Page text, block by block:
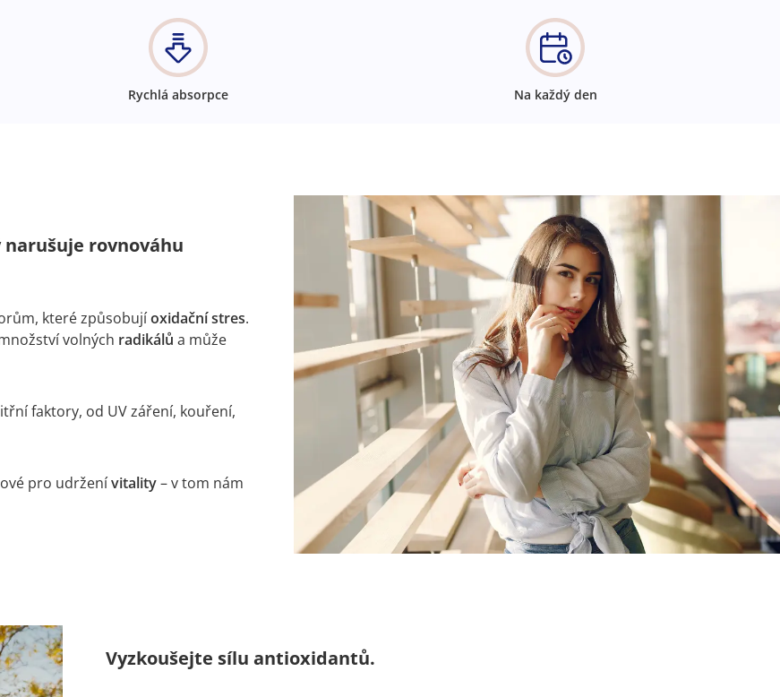
Rychlá absorpce Na každý den
rovnováhu
které způsobujíoxidační stres.
volných radikálů a může
faktory, od UV záření, kouření,
pro udrženívitality– v tom nám
Vyzkoušejte sílu antioxidantů.